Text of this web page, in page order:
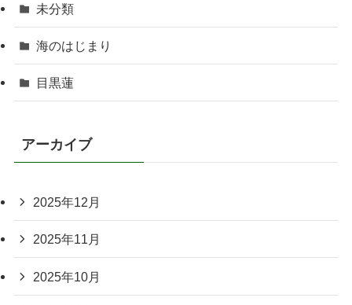
未分類
海のはじまり
目黒蓮
アーカイブ
2025年12月
2025年11月
2025年10月